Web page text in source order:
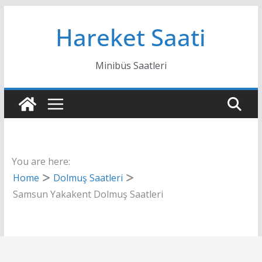
Hareket Saati
Minibüs Saatleri
You are here:
Home
Dolmuş Saatleri
Samsun Yakakent Dolmuş Saatleri